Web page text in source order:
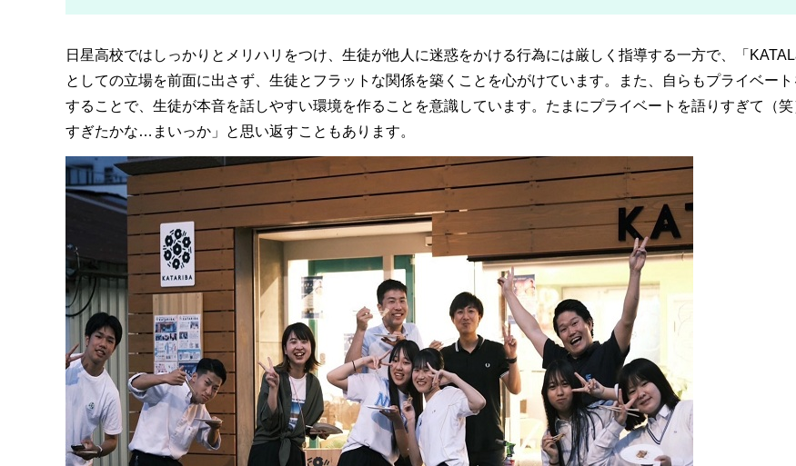
日星高校ではしっかりとメリハリをつけ、生徒が他人に迷惑をかける行為には厳しく指導する一方で、「
としての立場を前面に出さず、生徒とフラットな関係を築くことを心がけています。また、自らもプライベー
することで、生徒が本音を話しやすい環境を作ることを意識しています。たまにプライベートを語りすぎて（
すぎたかな…まいっか」と思い返すこともあります。